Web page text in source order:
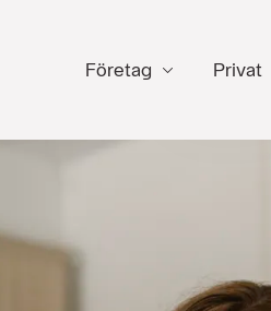
Företag Privat